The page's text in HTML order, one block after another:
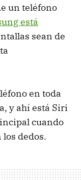
un teléfono
está
sean de
en toda
y ahí está Siri
cuando
dedos.